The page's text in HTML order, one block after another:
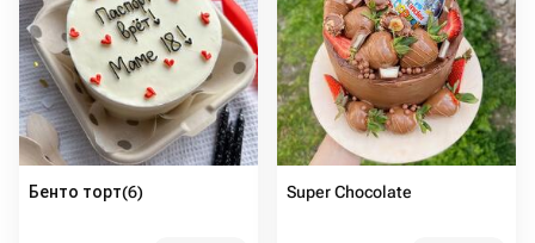
Бенто торт(6) Super Chocolate